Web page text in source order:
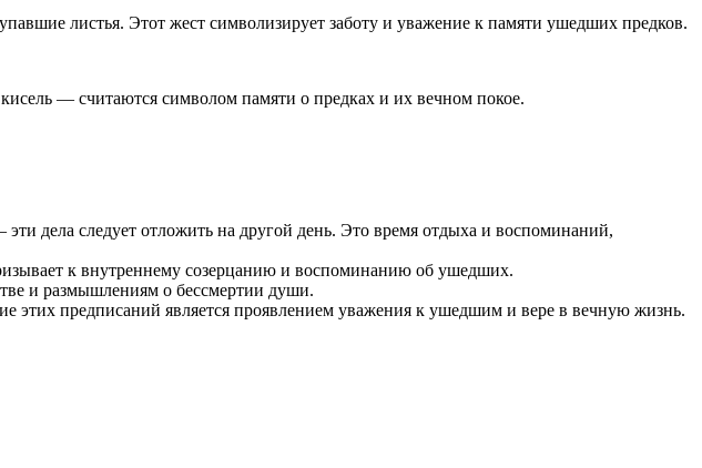
листья. Этот жест символизирует заботу и уважение к памяти ушедших предков.
— считаются символом памяти о предках и их вечном покое.
эти дела следует отложить на другой день. Это время отдыха и воспоминаний,
к внутреннему созерцанию и воспоминанию об ушедших.
и размышлениям о бессмертии души.
этих предписаний является проявлением уважения к ушедшим и вере в вечную жизнь.